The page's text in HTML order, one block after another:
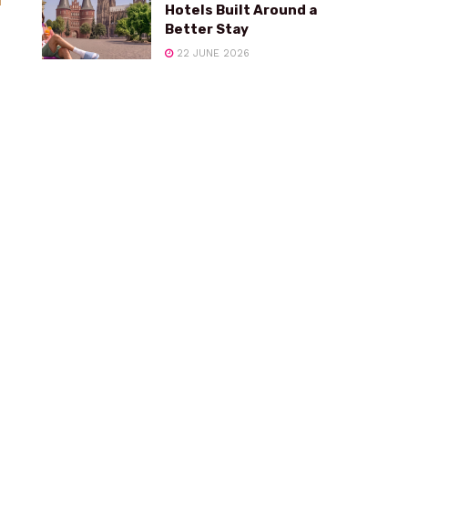
Hotels Built Around a
Better Stay
22 JUNE 2026